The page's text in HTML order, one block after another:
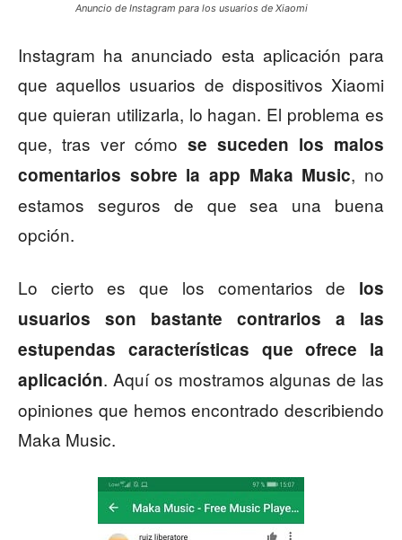
Anuncio de Instagram para los usuarios de Xiaomi
Instagram ha anunciado esta aplicación para
que aquellos usuarios de dispositivos Xiaomi
que quieran utilizarla, lo hagan. El problema es
que, tras ver cómo se suceden los malos
comentarios sobre la app Maka Music, no
estamos seguros de que sea una buena
opción.
Lo cierto es que los comentarios de los
usuarios son bastante contrarios a las
estupendas características que ofrece la
aplicación. Aquí os mostramos algunas de las
opiniones que hemos encontrado describiendo
Maka Music.